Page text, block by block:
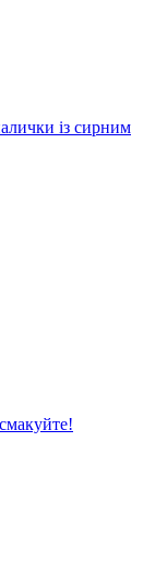
із сирним